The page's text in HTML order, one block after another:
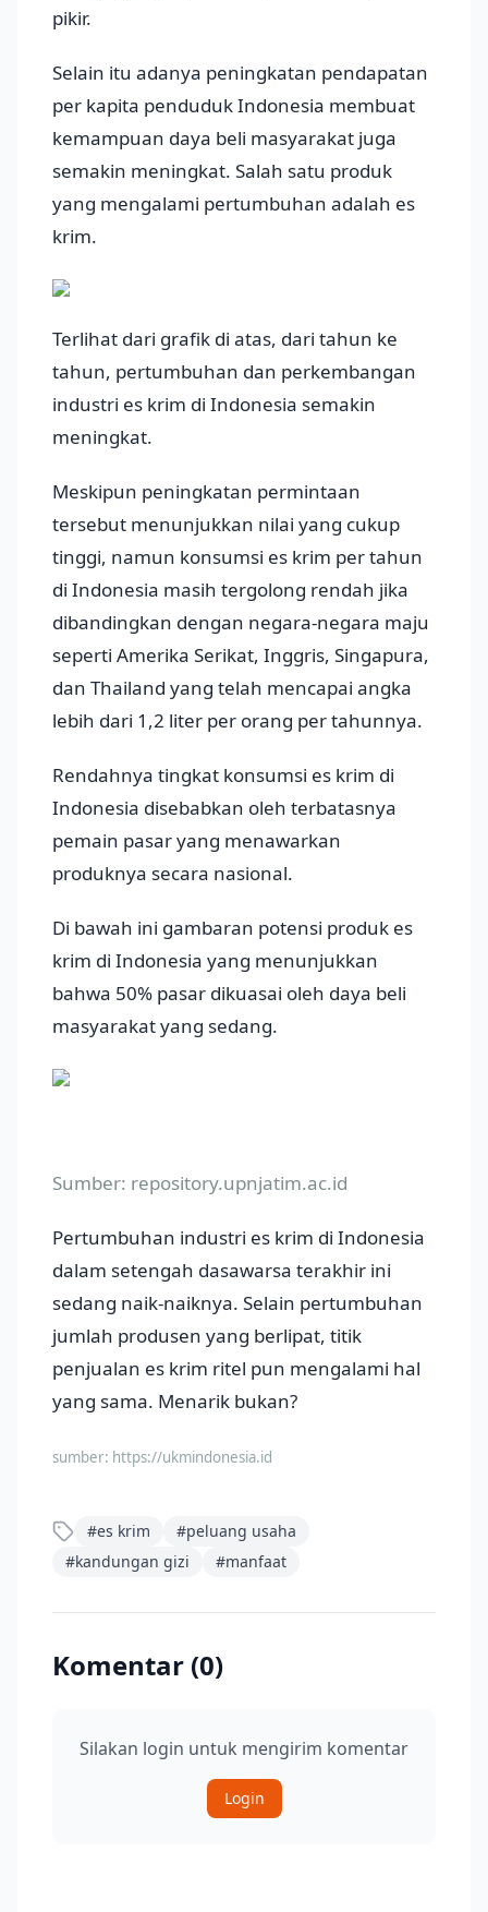
pikir.
Selain itu adanya peningkatan pendapatan
per kapita penduduk Indonesia membuat
kemampuan daya beli masyarakat juga
semakin meningkat. Salah satu produk
yang mengalami pertumbuhan adalah es
krim.
Terlihat dari grafik di atas, dari tahun ke
tahun, pertumbuhan dan perkembangan
industri es krim di Indonesia semakin
meningkat.
Meskipun peningkatan permintaan
tersebut menunjukkan nilai yang cukup
tinggi, namun konsumsi es krim per tahun
di Indonesia masih tergolong rendah jika
dibandingkan dengan negara-negara maju
seperti Amerika Serikat, Inggris, Singapura,
dan Thailand yang telah mencapai angka
lebih dari 1,2 liter per orang per tahunnya.
Rendahnya tingkat konsumsi es krim di
Indonesia disebabkan oleh terbatasnya
pemain pasar yang menawarkan
produknya secara nasional.
Di bawah ini gambaran potensi produk es
krim di Indonesia yang menunjukkan
bahwa 50% pasar dikuasai oleh daya beli
masyarakat yang sedang.
Sumber: repository.upnjatim.ac.id
Pertumbuhan industri es krim di Indonesia
dalam setengah dasawarsa terakhir ini
sedang naik-naiknya. Selain pertumbuhan
jumlah produsen yang berlipat, titik
penjualan es krim ritel pun mengalami hal
yang sama. Menarik bukan?
sumber: https://ukmindonesia.id
#es krim #peluang usaha
#kandungan gizi #manfaat
Komentar (0)
Silakan login untuk mengirim komentar
Login